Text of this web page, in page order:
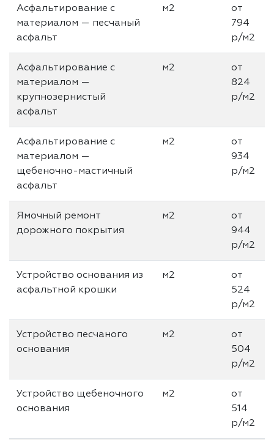
Асфальтирование с
материалом — песчаный
асфальт
м2
от
794
р/м2
Асфальтирование с
материалом —
крупнозернистый
асфальт
м2
от
824
р/м2
Асфальтирование с
материалом —
щебеночно-мастичный
асфальт
м2
от
934
р/м2
Ямочный ремонт
дорожного покрытия
м2
от
944
р/м2
Устройство основания из
асфальтной крошки
м2
от
524
р/м2
Устройство песчаного
основания
м2
от
504
р/м2
Устройство щебеночного
основания
м2
от
514
р/м2